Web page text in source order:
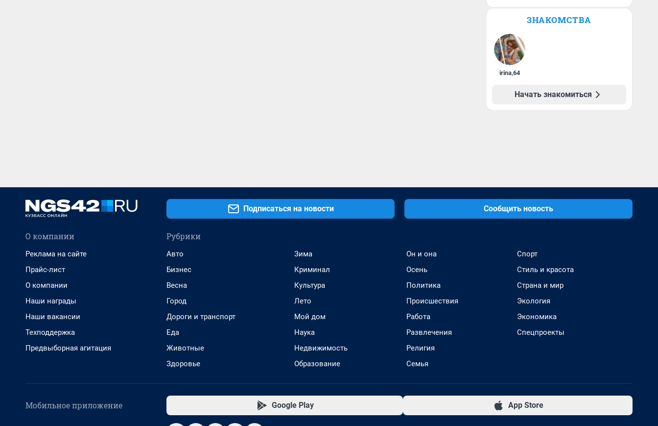
ЗНАКОМСТВА
irina,64
Начать знакомиться
Подписаться на новости Сообщить новость
О компании
Реклама на сайте
Прайс-лист
О компании
Наши награды
Наши вакансии
Техподдержка
Предвыборная агитация
Рубрики
Авто
Бизнес
Весна
Город
Дороги и транспорт
Еда
Животные
Здоровье
Зима
Криминал
Культура
Лето
Мой дом
Наука
Недвижимость
Образование
Он и она
Осень
Политика
Происшествия
Работа
Развлечения
Религия
Семья
Спорт
Стиль и красота
Страна и мир
Экология
Экономика
Спецпроекты
Мобильное приложение Google Play App Store